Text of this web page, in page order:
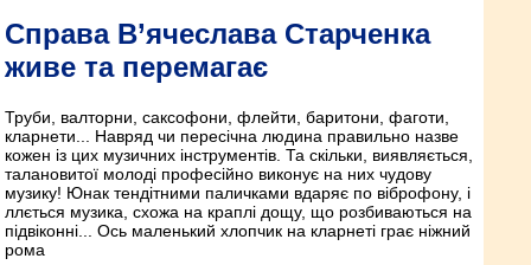
Справа В’ячеслава Старченка
живе та перемагає
Труби, валторни, саксофони, флейти, баритони, фаготи,
кларнети... Навряд чи пересічна людина правильно назве
кожен із цих музичних інструментів. Та скільки, виявляється,
талановитої молоді професійно виконує на них чудову
музику! Юнак тендітними паличками вдаряє по віброфону, і
ллється музика, схожа на краплі дощу, що розбиваються на
підвіконні... Ось маленький хлопчик на кларнеті грає ніжний
рома